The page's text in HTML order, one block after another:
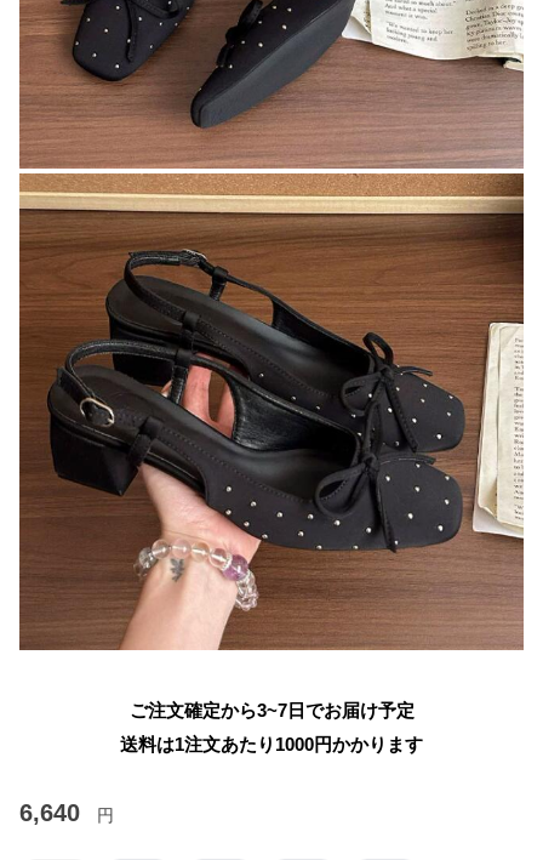
ご注文確定から3~7日でお届け予定
送料は1注文あたり 1000円かかります
6,640 円